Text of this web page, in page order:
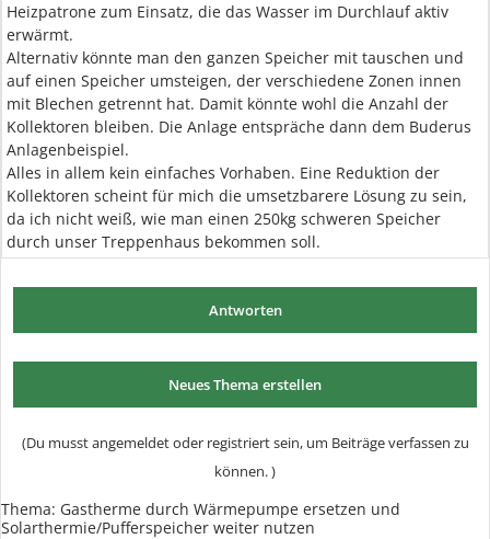
Heizpatrone zum Einsatz, die das Wasser im Durchlauf aktiv
erwärmt.
Alternativ könnte man den ganzen Speicher mit tauschen und
auf einen Speicher umsteigen, der verschiedene Zonen innen
mit Blechen getrennt hat. Damit könnte wohl die Anzahl der
Kollektoren bleiben. Die Anlage entspräche dann dem Buderus
Anlagenbeispiel.
Alles in allem kein einfaches Vorhaben. Eine Reduktion der
Kollektoren scheint für mich die umsetzbarere Lösung zu sein,
da ich nicht weiß, wie man einen 250kg schweren Speicher
durch unser Treppenhaus bekommen soll.
Antworten
Neues Thema erstellen
(Du musst angemeldet oder registriert sein, um Beiträge verfassen zu
können. )
Thema: Gastherme durch Wärmepumpe ersetzen und
Solarthermie/Pufferspeicher weiter nutzen